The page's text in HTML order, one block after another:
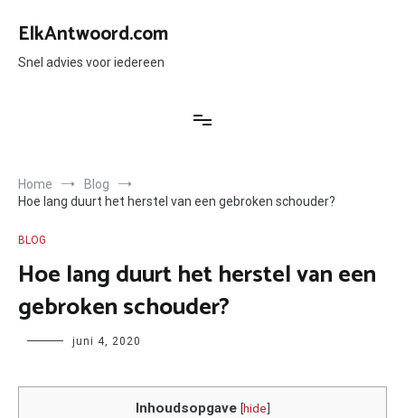
naar
inhoud
ElkAntwoord.com
Snel advies voor iedereen
Home
Blog
Hoe lang duurt het herstel van een gebroken schouder?
BLOG
Hoe lang duurt het herstel van een
gebroken schouder?
Author juni 4, 2020
Inhoudsopgave [hide]